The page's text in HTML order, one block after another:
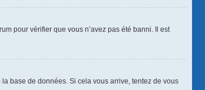
pour vérifier que vous n’avez pas été banni. Il est
base de données. Si cela vous arrive, tentez de vous